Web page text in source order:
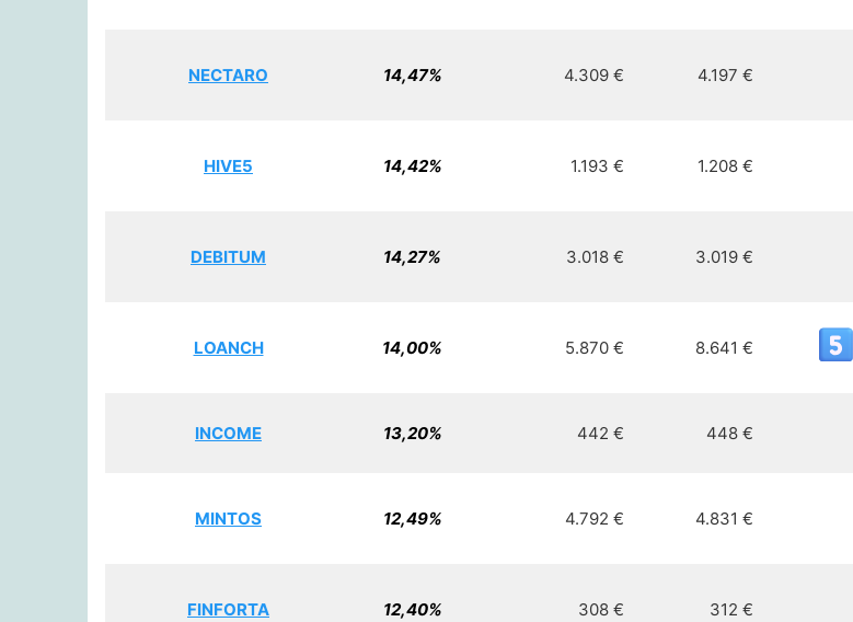
NECTARO 14,47% 4.309 € 4.197 €
HIVE5 14,42% 1.193 € 1.208 €
DEBITUM 14,27% 3.018 € 3.019 €
LOANCH 14,00% 5.870 € 8.641 €
INCOME 13,20% 442 € 448 €
MINTOS 12,49% 4.792 € 4.831 €
FINFORTA 12,40% 308 € 312 €